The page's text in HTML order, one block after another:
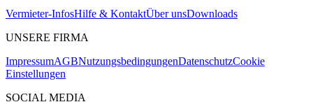
Vermieter-InfosHilfe & KontaktÜber unsDownloads
UNSERE FIRMA
ImpressumAGBNutzungsbedingungenDatenschutzCookie
Einstellungen
SOCIAL MEDIA